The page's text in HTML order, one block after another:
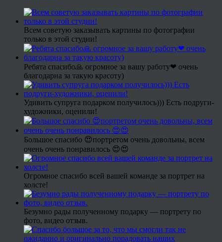
Всем советую заказывать картины по фотографии
только в этой студии!
Ребята спасибо🙏 огромное за вашу работу❤ очень
благодарна за такую красоту)
Удивить супруга подарком получилось))) Есть подруги-
художники, оценили!
Большое спасибо 😍портретом очень довольны, всем
очень очень понравилось 😍😍
Огромное спасибо всей вашей команде за портрет на
холсте!
Безумно рады полученному подарку — портрету по
фото, видео отзыв.